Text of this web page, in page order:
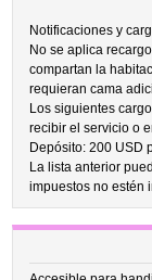
Notificaciones y
No se aplica
compartan la
requieran cama
Los siguientes
recibir el servicio o
Depósito: 200 USD
La lista anterior
impuestos no estén